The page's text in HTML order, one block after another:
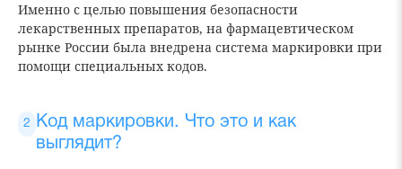
Именно с целью повышения безопасности
лекарственных препаратов, на фармацевтическом
рынке России была внедрена система маркировки при
помощи специальных кодов.
Код маркировки. Что это и как
выглядит?